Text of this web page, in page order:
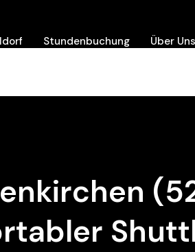
Stundenbuchung Über Uns